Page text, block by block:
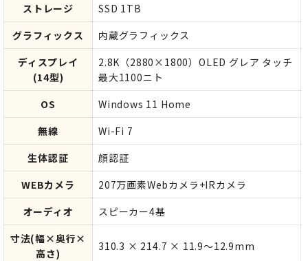
ストレージ
SSD 1TB
グラフィックス
内蔵グラフィックス
ディスプレイ
(14型)
2.8K（2880×1800）OLED グレア タッチ
最大1100ニト
OS
Windows 11 Home
無線
Wi-Fi 7
生体認証
顔認証
WEBカメラ
207万画素Webカメラ+IRカメラ
オーディオ
スピーカー4基
寸法(幅×奥行×
高さ)
310.3 × 214.7 × 11.9～12.9mm